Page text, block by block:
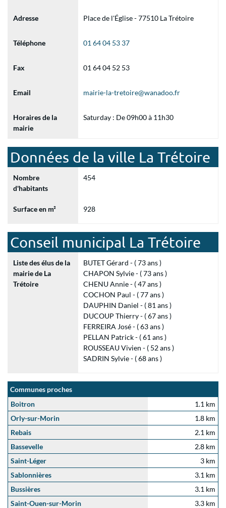
Adresse Place de l'Église - 77510 La Trétoire
Téléphone 01 64 04 53 37
Fax 01 64 04 52 53
Email mairie-la-tretoire@wanadoo.fr
Horaires de la
mairie
Saturday : De 09h00 à 11h30
Données de la ville La Trétoire
Nombre
d'habitants
454
Surface en m² 928
Conseil municipal La Trétoire
Liste des élus de la
mairie de La
Trétoire
BUTET Gérard - ( 73 ans )
CHAPON Sylvie - ( 73 ans )
CHENU Annie - ( 47 ans )
COCHON Paul - ( 77 ans )
DAUPHIN Daniel - ( 81 ans )
DUCOUP Thierry - ( 67 ans )
FERREIRA José - ( 63 ans )
PELLAN Patrick - ( 61 ans )
ROUSSEAU Vivien - ( 52 ans )
SADRIN Sylvie - ( 68 ans )
Communes proches
Boitron
1.1 km
Orly-sur-Morin
1.8 km
Rebais
2.1 km
Bassevelle
2.8 km
Saint-Léger
3 km
Sablonnières
3.1 km
Bussières
3.1 km
Saint-Ouen-sur-Morin
3.3 km